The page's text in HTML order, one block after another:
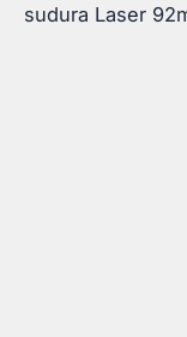
sudura Laser